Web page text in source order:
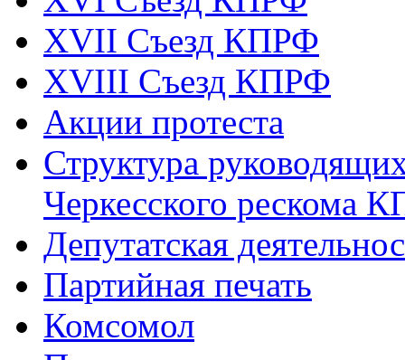
XVII Cъезд КПРФ
XVIII Cъезд КПРФ
Акции протеста
Структура
Черкесского рескома
Депутатская
Партийная печать
Комсомол